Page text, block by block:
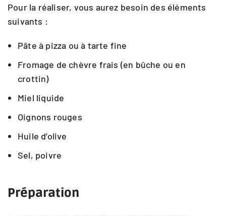
Pour la réaliser, vous aurez besoin des éléments
suivants :
Pâte à pizza ou à tarte fine
Fromage de chèvre frais (en bûche ou en
crottin)
Miel liquide
Oignons rouges
Huile d’olive
Sel, poivre
Préparation